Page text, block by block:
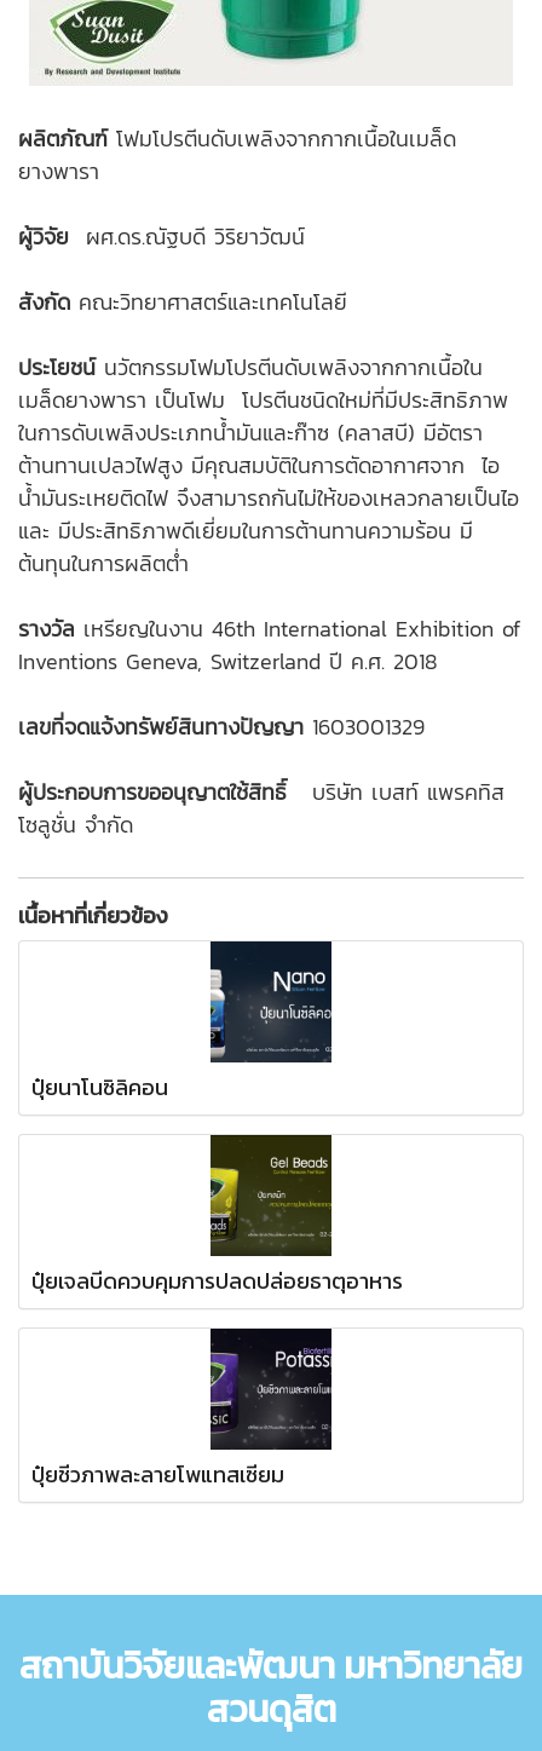
ผลิตภัณฑ์โฟมโปรตีนดับเพลิงจากกากเนื้อในเมล็ด
ยางพารา
ผู้วิจัย ผศ.ดร.ณัฐบดี วิริยาวัฒน์
สังกัด คณะวิทยาศาสตร์และเทคโนโลยี
ประโยชน์นวัตกรรมโฟมโปรตีนดับเพลิงจากกากเนื้อใน
เมล็ดยางพารา เป็นโฟม โปรตีนชนิดใหม่ที่มีประสิทธิภาพ
ในการดับเพลิงประเภทน้ำมันและก๊าซ (คลาสบี) มีอัตรา
ต้านทานเปลวไฟสูง มีคุณสมบัติในการตัดอากาศจาก ไอ
น้ำมันระเหยติดไฟ จึงสามารถกันไม่ให้ของเหลวกลายเป็นไอ
และ มีประสิทธิภาพดีเยี่ยมในการต้านทานความร้อน มี
ต้นทุนในการผลิตต่ำ
รางวัล เหรียญในงาน 46th International Exhibition of
Inventions Geneva, Switzerland ปี ค.ศ. 2018
เลขที่จดแจ้งทรัพย์สินทางปัญญา 1603001329
ผู้ประกอบการขออนุญาตใช้สิทธิ์บริษัท เบสท์ แพรคทิส
โซลูชั่น จำกัด
เนื้อหาที่เกี่ยวข้อง
ปุ๋ยนาโนซิลิคอน
ปุ๋ยเจลบีดควบคุมการปลดปล่อยธาตุอาหาร
ปุ๋ยชีวภาพละลายโพแทสเซียม
สถาบันวิจัยและพัฒนา มหาวิทยาลัย
สวนดุสิต